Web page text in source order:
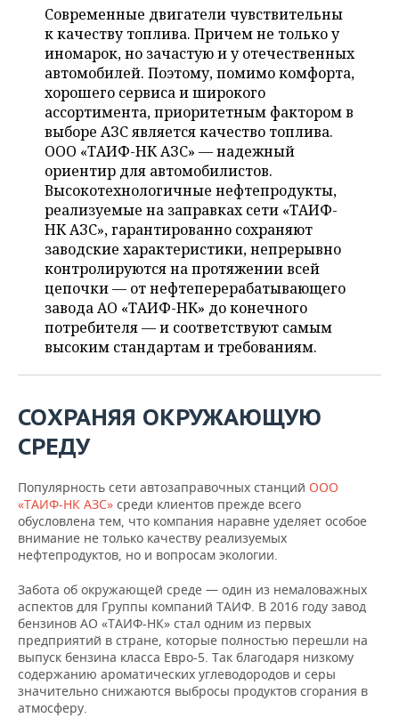
ТЕЛЕКОММУНИКАЦИИ
БИЗНЕС-БРАНЧИ
ONLINE-КОНФЕРЕНЦИИ
ОТКРЫТАЯ ЛЕКЦИЯ
ФУТБОЛ
ХОККЕЙ
БАСКЕТБОЛ
ВОЛЕЙБОЛ
КИБЕРСПОРТ
ФИГУРНОЕ КАТАНИЕ
ВОДНЫЕ ВИДЫ СПОРТА
ХОККЕЙ С МЯЧОМ
НОВОСТИ ОБЩЕСТВА
ВЛАСТЬ
ИНФРАСТРУКТУРА
ИСТОРИЯ
КУЛЬТУРА
МЕДИЦИНА
ОБРАЗОВАНИЕ
ПРОИСШЕСТВИЯ
ФОТОГАЛЕРЕЯ
СЮЖЕТЫ
СПРАВОЧНИК
СПИСОК ПЕРСОН
СПИСОК КОМПАНИЙ
ПОЛНАЯ ВЕРСИЯ
Современные двигатели чувствительны
к качеству топлива. Причем не только у
иномарок, но зачастую и у отечественных
автомобилей. Поэтому, помимо комфорта,
хорошего сервиса и широкого
ассортимента, приоритетным фактором в
выборе АЗС является качество топлива.
ООО «ТАИФ-НК АЗС» — надежный
ориентир для автомобилистов.
Высокотехнологичные нефтепродукты,
реализуемые на заправках сети «ТАИФ-
НК АЗС», гарантированно сохраняют
заводские характеристики, непрерывно
контролируются на протяжении всей
цепочки — от нефтеперерабатывающего
завода АО «ТАИФ-НК» до конечного
потребителя — и соответствуют самым
высоким стандартам и требованиям.
СОХРАНЯЯ ОКРУЖАЮЩУЮ
СРЕДУ
Популярность сети автозаправочных станций ООО
«ТАИФ-НК АЗС» среди клиентов прежде всего
обусловлена тем, что компания наравне уделяет особое
внимание не только качеству реализуемых
нефтепродуктов, но и вопросам экологии.
Забота об окружающей среде — один из немаловажных
аспектов для Группы компаний ТАИФ. В 2016 году завод
бензинов АО «ТАИФ-НК» стал одним из первых
предприятий в стране, которые полностью перешли на
выпуск бензина класса Евро-5. Так благодаря низкому
содержанию ароматических углеводородов и серы
значительно снижаются выбросы продуктов сгорания в
атмосферу.